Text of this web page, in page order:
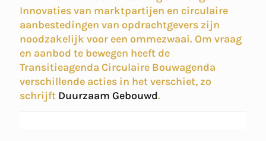
Innovaties van marktpartijen en circulaire
aanbestedingen van opdrachtgevers zijn
noodzakelijk voor een ommezwaai. Om vraag
en aanbod te bewegen heeft de
Transitieagenda Circulaire Bouwagenda
verschillende acties in het verschiet, zo
schrijft Duurzaam Gebouwd.